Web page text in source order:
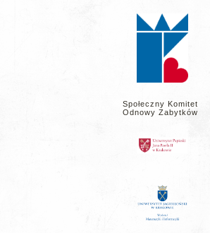
Społeczny Komitet
Odnowy Zabytków